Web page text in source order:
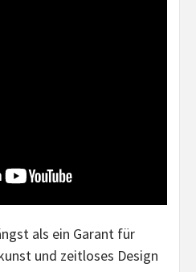
als ein Garant für
und zeitloses Design